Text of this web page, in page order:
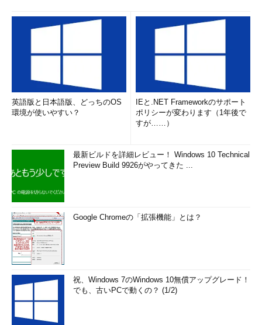
英語版と日本語版、どっちのOS
環境が使いやすい？
IEと.NET Frameworkのサポート
ポリシーが変わります（1年後で
すが……）
最新ビルドを詳細レビュー！ Windows 10 Technical
Preview Build 9926がやってきた ...
Google Chromeの「拡張機能」とは？
祝、Windows 7のWindows 10無償アップグレード！
でも、古いPCで動くの？ (1/2)